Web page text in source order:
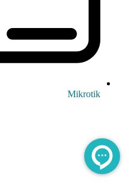
Mikrotik